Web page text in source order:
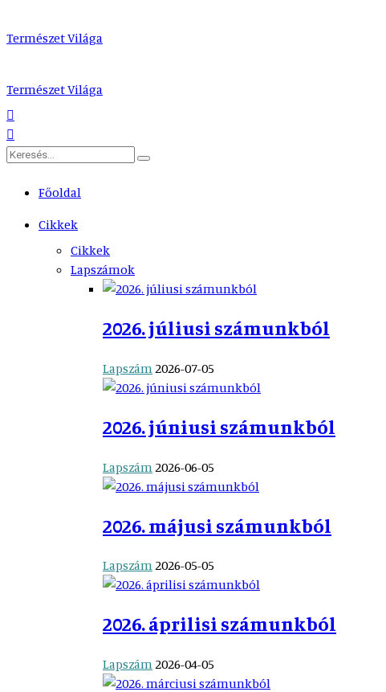
Természet Világa
Természet Világa
Főoldal
Cikkek
Cikkek
Lapszámok
2026. júliusi számunkból
Lapszám 2026-07-05
2026. júniusi számunkból
Lapszám 2026-06-05
2026. májusi számunkból
Lapszám2026-05-05
2026. áprilisi számunkból
Lapszám2026-04-05